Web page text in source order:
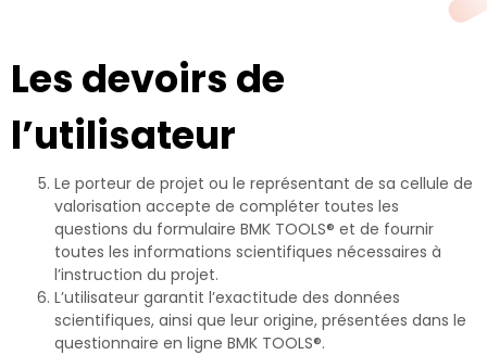
Les devoirs de
l’utilisateur
Le porteur de projet ou le représentant de sa cellule de
valorisation accepte de compléter toutes les
questions du formulaire BMK TOOLS® et de fournir
toutes les informations scientifiques nécessaires à
l’instruction du projet.
L’utilisateur garantit l’exactitude des données
scientifiques, ainsi que leur origine, présentées dans le
questionnaire en ligne BMK TOOLS®.